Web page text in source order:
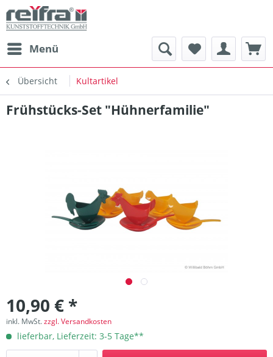
Menü
Übersicht Kultartikel
Frühstücks-Set "Hühnerfamilie"
10,90 € *
inkl. MwSt.zzgl. Versandkosten
lieferbar, Lieferzeit: 3-5 Tage**